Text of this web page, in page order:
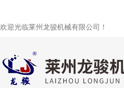
欢迎光临莱州龙骏机械有限公司！